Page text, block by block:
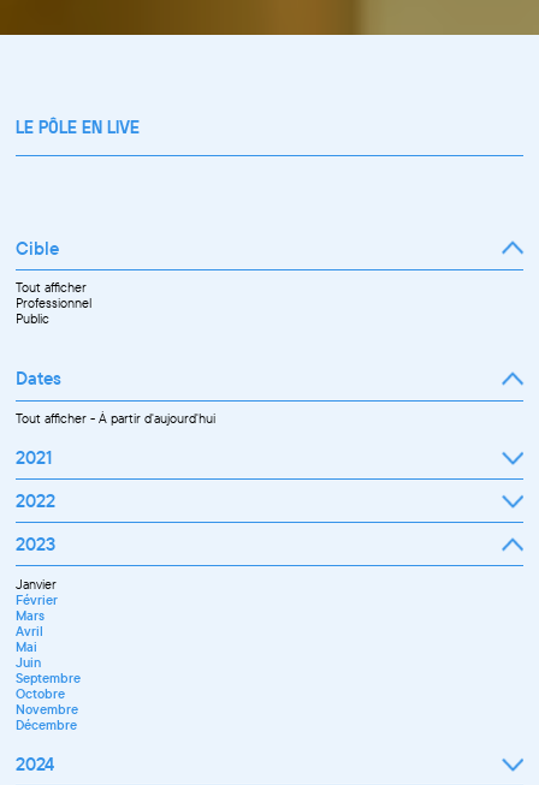
LE PÔLE EN LIVE
Cible
Tout afficher
Professionnel
Public
Dates
Tout afficher-À partir d'aujourd'hui
2021
Septembre
Octobre
Novembre
Décembre
2022
Janvier
Février
Mars
Avril
Mai
Juin
Juillet
Septembre
Octobre
Novembre
Décembre
2023
Janvier
Février
Mars
Avril
Mai
Juin
Septembre
Octobre
Novembre
Décembre
2024